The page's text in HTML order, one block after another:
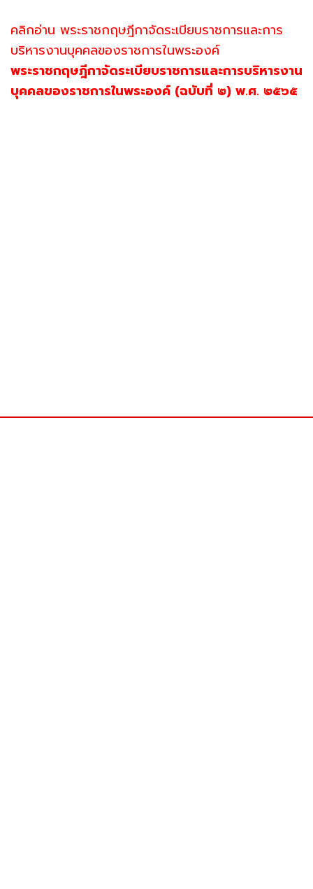
คลิกอ่าน พระราชกฤษฎีกาจัดระเบียบราชการและการ
บริหารงานบุคคลของราชการในพระองค์
พระราชกฤษฎีกาจัดระเบียบราชการและการบริหารงาน
บุคคลของราชการในพระองค์ (ฉบับที่ ๒) พ.ศ. ๒๕๖๕